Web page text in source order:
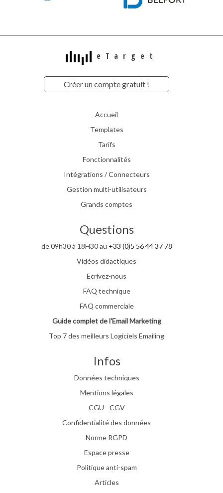
eTarget
Créer un compte gratuit !
Accueil
Templates
Tarifs
Fonctionnalités
Intégrations / Connecteurs
Gestion multi-utilisateurs
Grands comptes
Questions
de 09h30 à 18H30 au +33 (0)5 56 44 37 78
Vidéos didactiques
Ecrivez-nous
FAQ technique
FAQ commerciale
Guide complet de l'Email Marketing
Top 7 des meilleurs Logiciels Emailing
Infos
Données techniques
Mentions légales
CGU - CGV
Confidentialité des données
Norme RGPD
Espace presse
Politique anti-spam
Articles